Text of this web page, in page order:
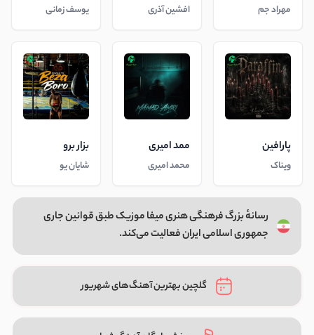
مهراد جم افشین آذری یوسف زمانی
پارافین
ویناک
ممد امیری
محمد امیری
بزار برو
شایان یو
رسانهٔ بزرگ فرهنگی هنری میفا موزیک طبق قوانین جاری
جمهوری اسلامی ایران فعالیت می‌کند.
گلچین بهترین آهنگ‌های شهریور